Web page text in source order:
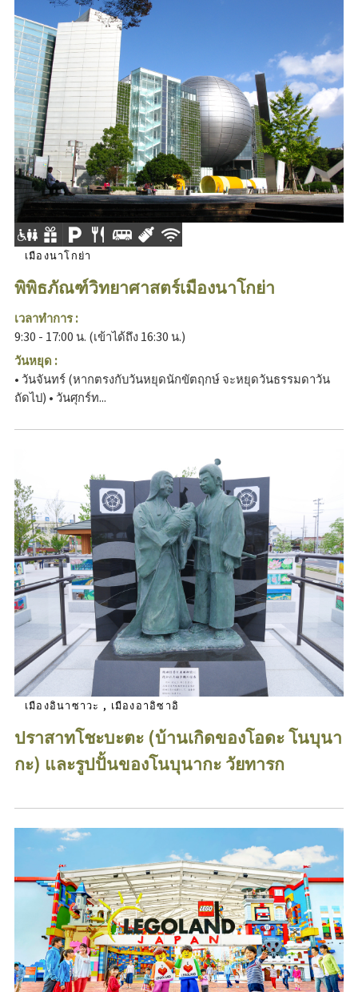
เมืองนาโกย่า
พิพิธภัณฑ์วิทยาศาสตร์เมืองนาโกย่า
เวลาทำการ :
9:30 - 17:00 น. (เข้าได้ถึง 16:30 น.)
วันหยุด :
• วันจันทร์ (หากตรงกับวันหยุดนักขัตฤกษ์ จะหยุดวันธรรมดาวัน
ถัดไป) • วันศุกร์ท...
เมืองอินาซาวะ , เมืองอาอิซาอิ
ปราสาทโชะบะตะ (บ้านเกิดของโอดะ โนบุนา
กะ) และรูปปั้นของโนบุนากะ วัยทารก